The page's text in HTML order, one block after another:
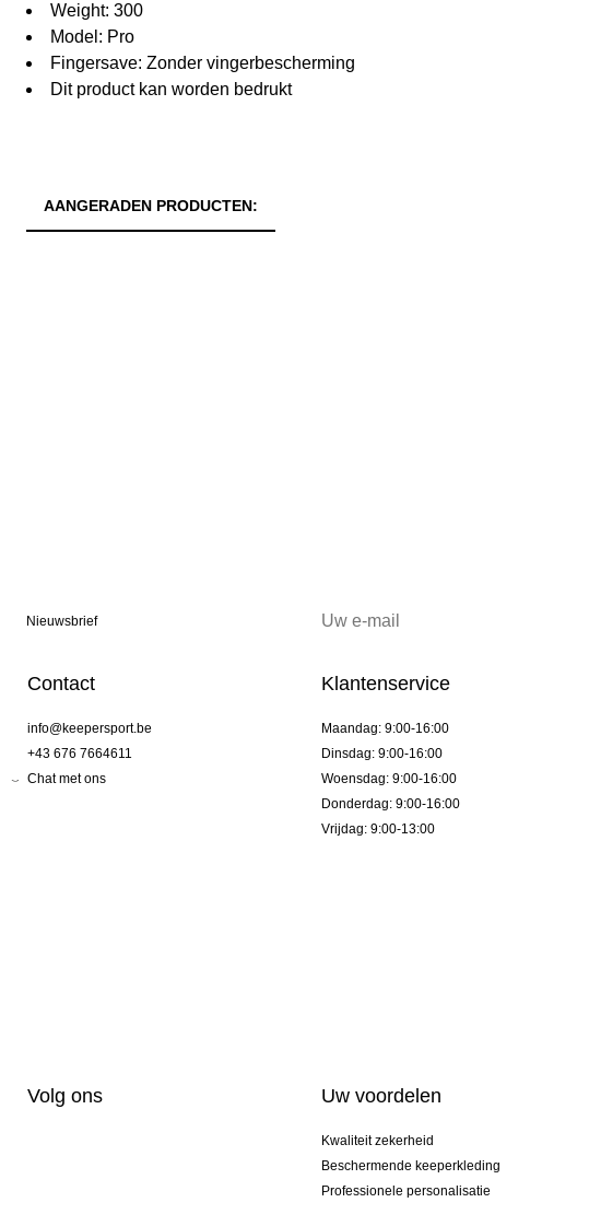
Weight: 300
Model: Pro
Fingersave: Zonder vingerbescherming
Dit product kan worden bedrukt
AANGERADEN PRODUCTEN:
Nieuwsbrief
Contact
info@keepersport.be
+43 676 7664611
Chat met ons
Klantenservice
Maandag: 9:00-16:00
Dinsdag: 9:00-16:00
Woensdag: 9:00-16:00
Donderdag: 9:00-16:00
Vrijdag: 9:00-13:00
Volg ons Uw voordelen
Kwaliteit zekerheid
Beschermende keeperkleding
Professionele personalisatie